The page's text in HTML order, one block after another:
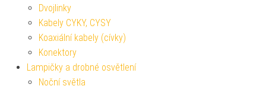
Dvojlinky
Kabely CYKY, CYSY
Koaxiální kabely (cívky)
Konektory
Lampičky a drobné osvětlení
Noční světla